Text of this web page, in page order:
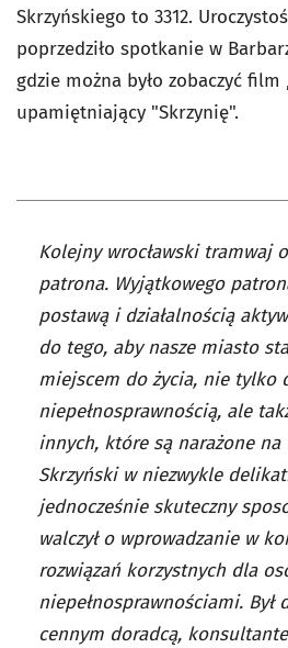
Skrzyńskiego to 3312.
poprzedziło spotkanie w
gdzie można było zobaczyć film
upamiętniający "Skrzynię".
Kolejny wrocławski tramwaj
patrona. Wyjątkowego
postawą i działalnością
do tego, aby nasze miasto
miejscem do życia, nie tylko
niepełnosprawnością, ale
innych, które są narażone
Skrzyński w niezwykle
jednocześnie skuteczny
walczył o wprowadzanie w
rozwiązań korzystnych dla
niepełnosprawnościami. Był
cennym doradcą,